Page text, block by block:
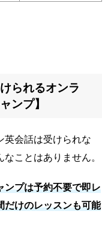
られるオンラ
ンプ】
英会話は受けられな
ことはありません。
ンプは予約不要で即レ
だけのレッスンも可能